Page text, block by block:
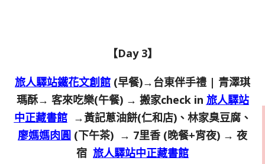
【Day 3】
旅人驛站鐵花文創館 (早餐)→台東伴手禮 | 青澤琪
瑪酥→ 客來吃樂(午餐) → 搬家check in 旅人驛站
中正藏書館 →黃記蔥油餅(仁和店)、林家臭豆腐、
廖媽媽肉圓 (下午茶) → 7里香 (晚餐+宵夜) → 夜
宿 旅人驛站中正藏書館